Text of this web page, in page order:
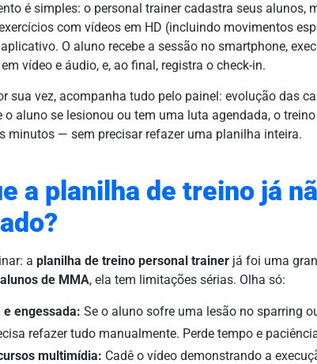
é simples: o personal trainer cadastra seus alunos,
com vídeos em HD (incluindo movimentos
O aluno recebe a sessão no smartphone,
vídeo e áudio, e, ao final, registra o check-in.
sua vez, acompanha tudo pelo painel: evolução das
o aluno se lesionou ou tem uma luta agendada, o
minutos — sem precisar refazer uma planilha inteira.
a planilha de treino já
a planilha de treino personal trainer já foi uma
alunos de MMA, ela tem limitações sérias. Olha só:
e engessada: Se o aluno sofre uma lesão no sparring
refazer tudo manualmente. Perde tempo e
multimídia: Cadê o vídeo demonstrando a